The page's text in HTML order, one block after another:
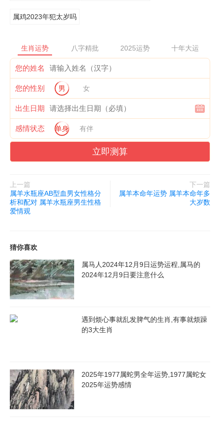
属鸡2023年犯太岁吗
生肖运势 八字精批 2025运势 十年大运
您的姓名
您的性别 男 女
出生日期
感情状态 单身 有伴
立即测算
上一篇
属羊水瓶座AB型血男女性格分
析和配对 属羊水瓶座男生性格
爱情观
下一篇
属羊本命年运势 属羊本命年多
大岁数
猜你喜欢
属马人2024年12月9日运势运程,属马的
2024年12月9日要注意什么
遇到烦心事就乱发脾气的生肖,有事就烦躁
的3大生肖
2025年1977属蛇男全年运势,1977属蛇女
2025年运势感情